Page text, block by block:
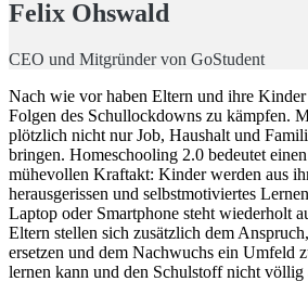
Felix Ohswald
CEO und Mitgründer von GoStudent
Nach wie vor haben Eltern und ihre
Folgen des Schullockdowns zu kämpfen.
plötzlich nicht nur Job, Haushalt und
bringen. Homeschooling 2.0 bedeutet
mühevollen Kraftakt: Kinder werden aus
herausgerissen und selbstmotiviertes
Laptop oder Smartphone steht wiederholt
Eltern stellen sich zusätzlich dem
ersetzen und dem Nachwuchs ein Umfeld
lernen kann und den Schulstoff nicht völlig